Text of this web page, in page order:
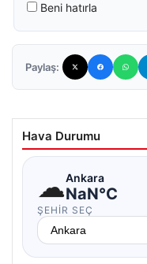
Beni hatırla
Paylaş:
Hava Durumu
☁Ankara
NaN°C
ŞEHIR SEÇ